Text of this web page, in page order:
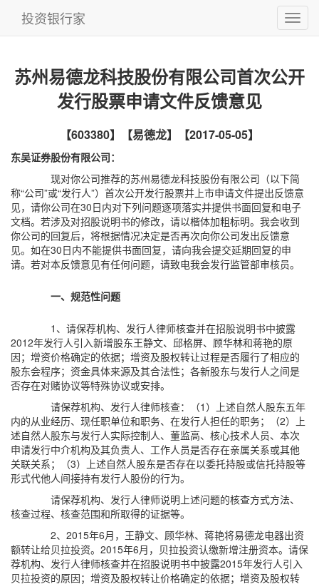
投资银行家
苏州易德龙科技股份有限公司首次公开
发行股票申请文件反馈意见
【603380】【易德龙】【2017-05-05】
东吴证券股份有限公司：
现对你公司推荐的苏州易德龙科技股份有限公司（以下简
称“公司”或“发行人”）首次公开发行股票并上市申请文件提出反馈意
见，请你公司在30日内对下列问题逐项落实并提供书面回复和电子
文档。若涉及对招股说明书的修改，请以楷体加粗标明。我会收到
你公司的回复后，将根据情况决定是否再次向你公司发出反馈意
见。如在30日内不能提供书面回复，请向我会提交延期回复的申
请。若对本反馈意见有任何问题，请致电我会发行监管部审核员。
一、规范性问题
1、请保荐机构、发行人律师核查并在招股说明书中披露
2012年发行人引入新增股东王静文、邱格屏、顾华林和蒋艳的原
因；增资价格确定的依据；增资及股权转让过程是否履行了相应的
股东会程序；资金具体来源及其合法性；各新股东与发行人之间是
否存在对赌协议等特殊协议或安排。
请保荐机构、发行人律师核查：（1）上述自然人股东五年
内的从业经历、现任职单位和职务、在发行人担任的职务；（2）上
述自然人股东与发行人实际控制人、董监高、核心技术人员、本次
申请发行中介机构及其负责人、工作人员是否存在亲属关系或其他
关联关系；（3）上述自然人股东是否存在以委托持股或信托持股等
形式代他人间接持有发行人股份的行为。
请保荐机构、发行人律师说明上述问题的核查方式方法、
核查过程、核查范围和所取得的证据等。
2、2015年6月，王静文、顾华林、蒋艳将易德龙电器出资
额转让给贝拉投资。2015年6月，贝拉投资认缴新增注册资本。请保
荐机构、发行人律师核查并在招股说明书中披露2015年发行人引入
贝拉投资的原因；增资及股权转让价格确定的依据；增资及股权转